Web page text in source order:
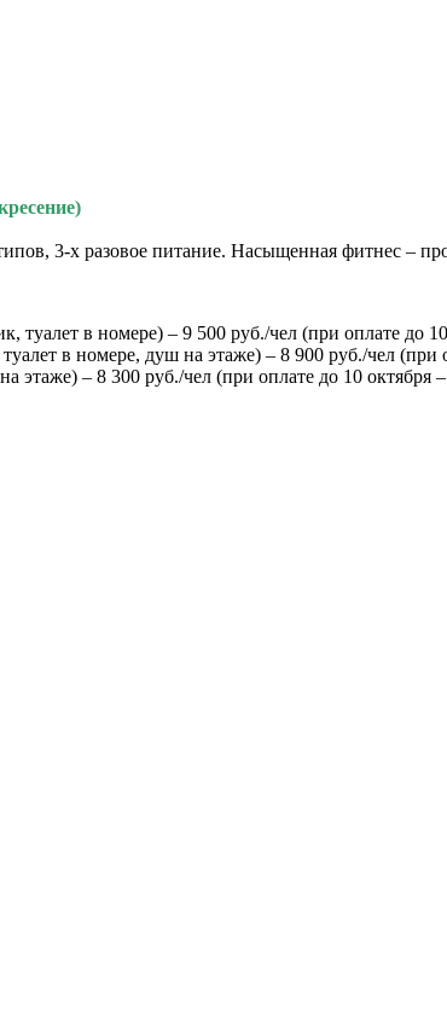
3-х разовое питание. Насыщенная фитнес –
туалет в номере) – 9 500 руб./чел (при оплате до
в номере, душ на этаже) – 8 900 руб./чел
этаже) – 8 300 руб./чел (при оплате до 10 октября